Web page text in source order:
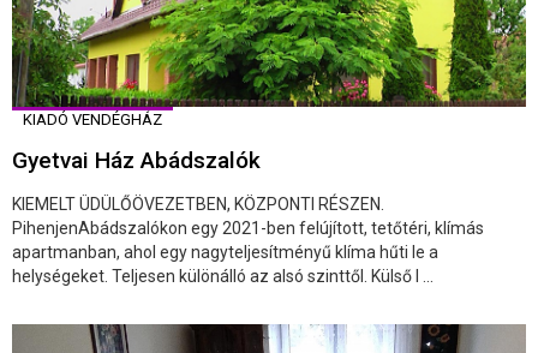
KIADÓ VENDÉGHÁZ
Gyetvai Ház Abádszalók
KIEMELT ÜDÜLŐÖVEZETBEN, KÖZPONTI RÉSZEN.
PihenjenAbádszalókon egy 2021-ben felújított, tetőtéri, klímás
apartmanban, ahol egy nagyteljesítményű klíma hűti le a
helységeket. Teljesen különálló az alsó szinttől. Külső l ...